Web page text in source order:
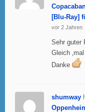
[Blu-Ray]
vor 2 Jahren
Sehr guter
Gleich
Danke
shumway